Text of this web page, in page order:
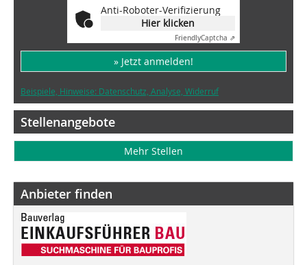
Anti-Roboter-Verifizierung
Hier klicken
FriendlyCaptcha ⇗
» Jetzt anmelden!
Beispiele, Hinweise: Datenschutz, Analyse, Widerruf
Stellenangebote
Mehr Stellen
Anbieter finden